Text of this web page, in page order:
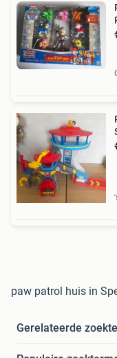
paw patrol huis in
Gerelateerde